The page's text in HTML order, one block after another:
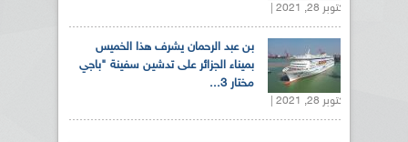
أكتوبر 28, 2021 |
بن عبد الرحمان يشرف هذا الخميس
بميناء الجزائر على تدشين سفينة "باجي
مختار 3...
أكتوبر 28, 2021 |